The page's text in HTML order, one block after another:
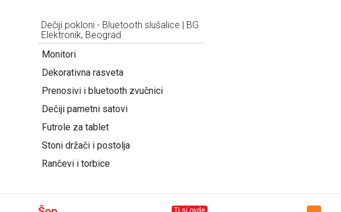
Dečiji pokloni - Bluetooth slušalice | BG
Elektronik, Beograd
Monitori
Dekorativna rasveta
Prenosivi i bluetooth zvučnici
Dečiji pametni satovi
Futrole za tablet
Stoni držači i postolja
Rančevi i torbice
Ti si ovde